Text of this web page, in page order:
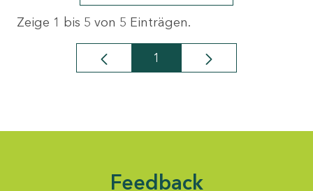
Zeige 1 bis 5 von 5 Einträgen.
Seite
1
Feedback